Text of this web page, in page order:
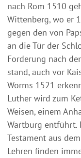
nach Rom 1510
Wittenberg, wo er
gegen den von
an die Tür der
Forderung nach
stand, auch vor
Worms 1521
Luther wird zum
Weisen, einem
Wartburg entführt.
Testament aus
Lehren finden